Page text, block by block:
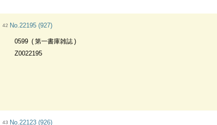
42 No.22195 (927)
0599
第一書庫雑誌
Z0022195
43 No.22123 (926)